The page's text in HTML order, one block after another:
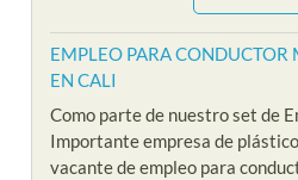
EMPLEO PARA CONDUCTOR
EN CALI
Como parte de nuestro set de
Importante empresa de
vacante de empleo para